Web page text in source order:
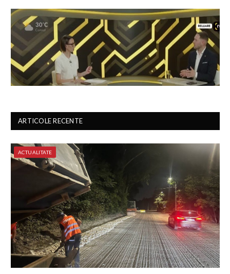
ARTICOLE RECENTE
ACTUALITATE